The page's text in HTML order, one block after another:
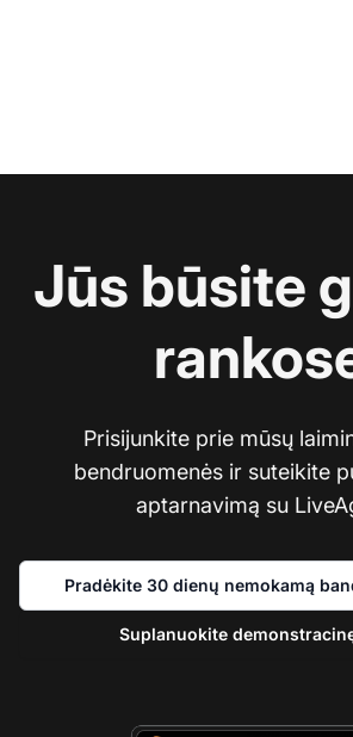
Jūs būsite
Prisijunkite prie mūsų
bendruomenės ir suteikite
aptarnavimą su
Pradėkite 30 dienų nemokamą
Suplanuokite